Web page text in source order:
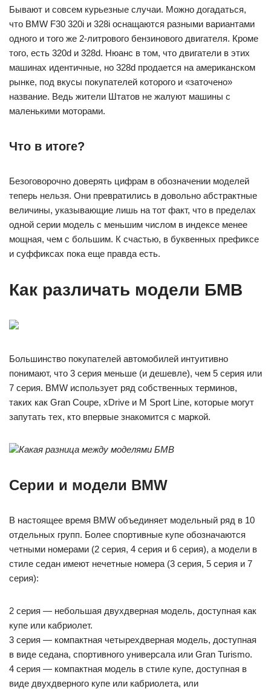
Бывают и совсем курьезные случаи. Можно догадаться,
что BMW F30 320i и 328i оснащаются разными вариантами
одного и того же 2-литрового бензинового двигателя. Кроме
того, есть 320d и 328d. Нюанс в том, что двигатели в этих
машинах идентичные, но 328d продается на американском
рынке, под вкусы покупателей которого и «заточено»
название. Ведь жители Штатов не жалуют машины с
маленькими моторами.
Что в итоге?
Безоговорочно доверять цифрам в обозначении моделей
теперь нельзя. Они превратились в довольно абстрактные
величины, указывающие лишь на тот факт, что в пределах
одной серии модель с меньшим числом в индексе менее
мощная, чем с большим. К счастью, в буквенных префиксе
и суффиксах пока еще правда есть.
Как различать модели БМВ
Большинство покупателей автомобилей интуитивно
понимают, что 3 серия меньше (и дешевле), чем 5 серия или
7 серия. BMW использует ряд собственных терминов,
таких как Gran Coupe, xDrive и M Sport Line, которые могут
запутать тех, кто впервые знакомится с маркой.
Какая разница между моделями БМВ
Серии и модели BMW
В настоящее время BMW объединяет модельный ряд в 10
отдельных групп. Более спортивные купе обозначаются
четными номерами (2 серия, 4 серия и 6 серия), а модели в
стиле седан имеют нечетные номера (3 серия, 5 серия и 7
серия):
2 серия — небольшая двухдверная модель, доступная как
купе или кабриолет.
3 серия — компактная четырехдверная модель, доступная
в виде седана, спортивного универсала или Gran Turismo.
4 серия — компактная модель в стиле купе, доступная в
виде двухдверного купе или кабриолета, или